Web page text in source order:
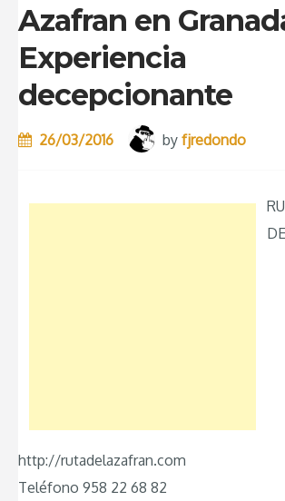
Azafran en
Experiencia
decepcionante
26/03/2016 by fjredondo
http://rutadelazafran.com
Teléfono 958 22 68 82